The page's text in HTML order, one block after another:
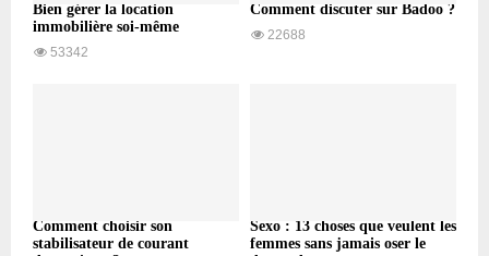
Bien gérer la location
immobilière soi-même
53342
Comment discuter sur Badoo ?
22688
Comment choisir son
stabilisateur de courant
Sexo : 13 choses que veulent les
femmes sans jamais oser le